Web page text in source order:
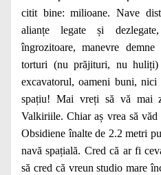
citit bine: milioane. Nave
alianțe legate și
îngrozitoare, manevre
torturi (nu prăjituri, nu
excavatorul, oameni buni,
spațiu! Mai vreți să vă mai
Valkiriile. Chiar aș vrea să
Obsidiene înalte de 2.2 metri
navă spațială. Cred că ar fi
să cred că vreun studio mare